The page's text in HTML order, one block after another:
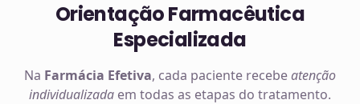
Orientação Farmacêutica
Especializada
Na Farmácia Efetiva, cada paciente recebeatenção
individualizada em todas as etapas do tratamento.